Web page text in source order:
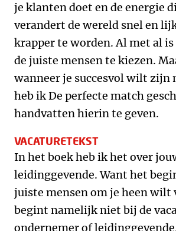
je klanten doet en de energie
verandert de wereld snel en
krapper te worden. Al met al
de juiste mensen te kiezen.
wanneer je succesvol wilt zijn
heb ik De perfecte match
handvatten hierin te geven.
VACATURETEKST
In het boek heb ik het over
leidinggevende. Want het
juiste mensen om je heen wilt
begint namelijk niet bij de
ondernemer of